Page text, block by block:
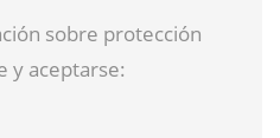
sobre protección
y aceptarse: